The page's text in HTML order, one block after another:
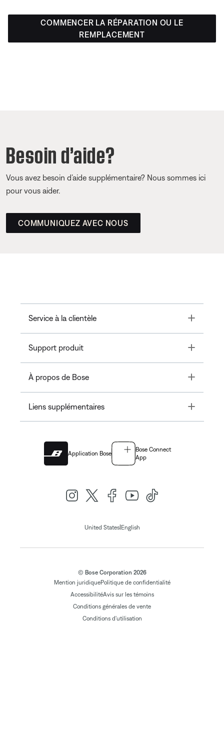
COMMENCER LA RÉPARATION OU LE
REMPLACEMENT
Besoin d’aide?
Vous avez besoin d’aide supplémentaire? Nous sommes ici
pour vous aider.
COMMUNIQUEZ AVEC NOUS
Service à la clientèle Toggle
Support produit Toggle
À propos de Bose Toggle
Liens supplémentaires Toggle
Application Bose
Bose Connect
App
United States| English
© Bose Corporation 2026
Mention juridiquePolitique de confidentialité
AccessibilitéAvis sur les témoins
Conditions générales de vente
Conditions d'utilisation